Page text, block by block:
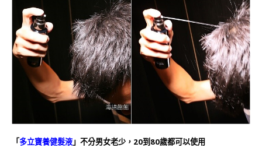
「多立寶養健髮液」不分男女老少，20到80歲都可以使用